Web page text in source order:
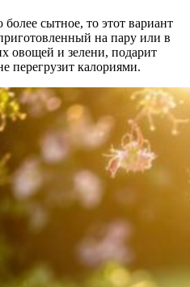
сытное, то этот вариант
на пару или в
овощей и зелени, подарит
перегрузит калориями.